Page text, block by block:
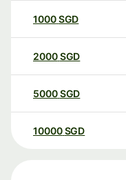
1000SGD
2000SGD
5000SGD
10000 SGD